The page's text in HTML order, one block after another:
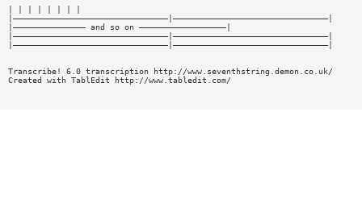
|————————————————————————————————|————————————————————————————————|
|——————————————— and so on ——————————————————|
|————————————————————————————————|————————————————————————————————|
|————————————————————————————————|————————————————————————————————|
Transcribe! 6.0 transcription http://www.seventhstring.demon.co.uk/
Created with TablEdit http://www.tabledit.com/